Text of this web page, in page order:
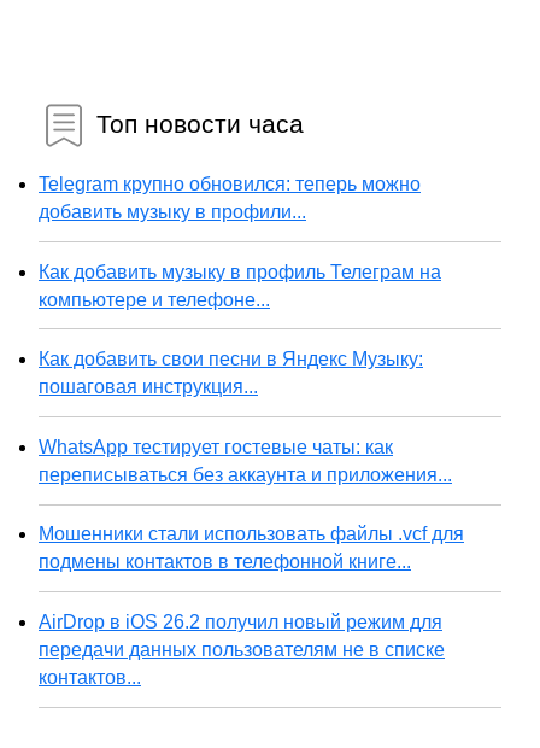
Топ новости часа
Telegram крупно обновился: теперь можно
добавить музыку в профили...
Как добавить музыку в профиль Телеграм на
компьютере и телефоне...
Как добавить свои песни в Яндекс Музыку:
пошаговая инструкция...
WhatsApp тестирует гостевые чаты: как
переписываться без аккаунта и приложения...
Мошенники стали использовать файлы .vcf для
подмены контактов в телефонной книге...
AirDrop в iOS 26.2 получил новый режим для
передачи данных пользователям не в списке
контактов...